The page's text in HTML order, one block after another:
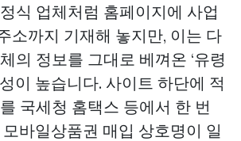
식 업체처럼 홈페이지에 사업
소까지 기재해 놓지만, 이는 다
의 정보를 그대로 베껴온 ‘유령
이 높습니다. 사이트 하단에 적
국세청 홈택스 등에서 한 번
모바일상품권 매입 상호명이 일